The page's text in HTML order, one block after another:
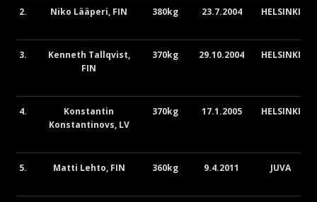
2. Niko Lääperi, FIN 380kg 23.7.2004 HELSINKI
3.
Kenneth Tallqvist,
FIN
370kg 29.10.2004 HELSINKI
4.
Konstantin
Konstantinovs, LV
370kg 17.1.2005 HELSINKI
5. Matti Lehto, FIN 360kg 9.4.2011 JUVA